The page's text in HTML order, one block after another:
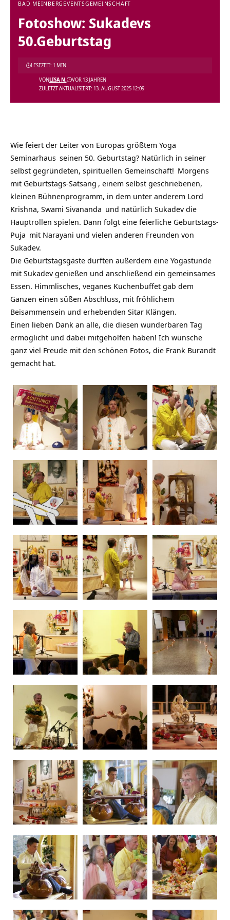
BAD MEINBERG EVENTSGEMEINSCHAFT
Fotoshow: Sukadevs
50.Geburtstag
ZULETZT AKTUALISIERT: 13. AUGUST 2025 12:09
VONLISA N. VOR 13 JAHREN
LESEZEIT: 1 MIN
Wie feiert der Leiter von Europas größtem Yoga
Seminarhaus seinen 50. Geburtstag? Natürlich in seiner
selbst gegründeten, spirituellen Gemeinschaft! Morgens
mit Geburtstags-Satsang , einem selbst geschriebenen,
kleinen Bühnenprogramm, in dem unter anderem Lord
Krishna, Swami Sivananda und natürlich Sukadev die
Hauptrollen spielen. Dann folgt eine feierliche Geburtstags-
Puja mit Narayani und vielen anderen Freunden von
Sukadev.
Die Geburtstagsgäste durften außerdem eine Yogastunde
mit Sukadev genießen und anschließend ein gemeinsames
Essen. Himmlisches, veganes Kuchenbuffet gab dem
Ganzen einen süßen Abschluss, mit fröhlichem
Beisammensein und erhebenden Sitar Klängen.
Einen lieben Dank an alle, die diesen wunderbaren Tag
ermöglicht und dabei mitgeholfen haben! Ich wünsche
ganz viel Freude mit den schönen Fotos, die Frank Burandt
gemacht hat.